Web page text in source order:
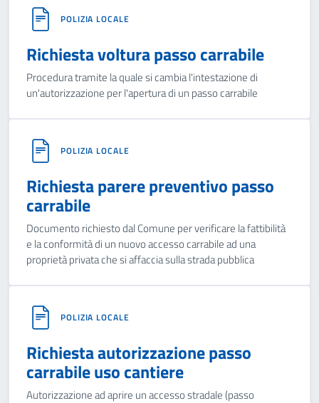
POLIZIA LOCALE
Richiesta voltura passo carrabile
Procedura tramite la quale si cambia l'intestazione di
un'autorizzazione per l'apertura di un passo carrabile
POLIZIA LOCALE
Richiesta parere preventivo passo
carrabile
Documento richiesto dal Comune per verificare la fattibilità
e la conformità di un nuovo accesso carrabile ad una
proprietà privata che si affaccia sulla strada pubblica
POLIZIA LOCALE
Richiesta autorizzazione passo
carrabile uso cantiere
Autorizzazione ad aprire un accesso stradale (passo